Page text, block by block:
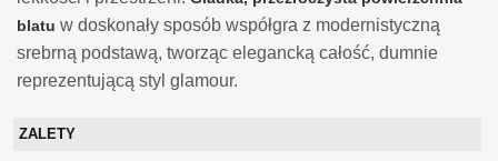
blatu w doskonały sposób współgra z modernistyczną
srebrną podstawą, tworząc elegancką całość, dumnie
reprezentującą styl glamour.
ZALETY